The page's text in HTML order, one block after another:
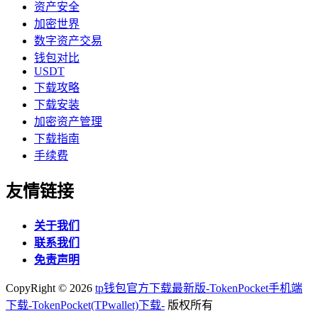
资产安全
加密世界
数字资产交易
钱包对比
USDT
下载攻略
下载安装
加密资产管理
下载指南
手续费
友情链接
关于我们
联系我们
免责声明
CopyRight © 2026 tp钱包官方下载最新版-TokenPocket手机端
下载-TokenPocket(TPwallet)下载- 版权所有